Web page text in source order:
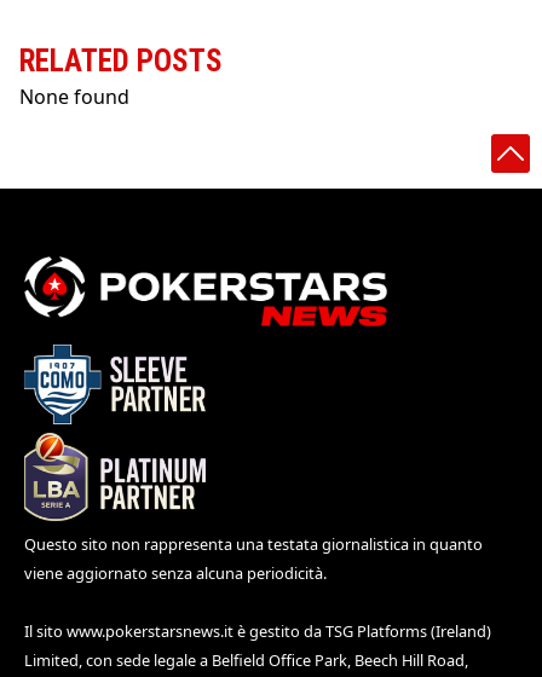
RELATED POSTS
None found
Questo sito non rappresenta una testata giornalistica in quanto
viene aggiornato senza alcuna periodicità.
Il sito www.pokerstarsnews.itè gestito da TSG Platforms (Ireland)
Limited, con sede legale a Belfield Office Park, Beech Hill Road,